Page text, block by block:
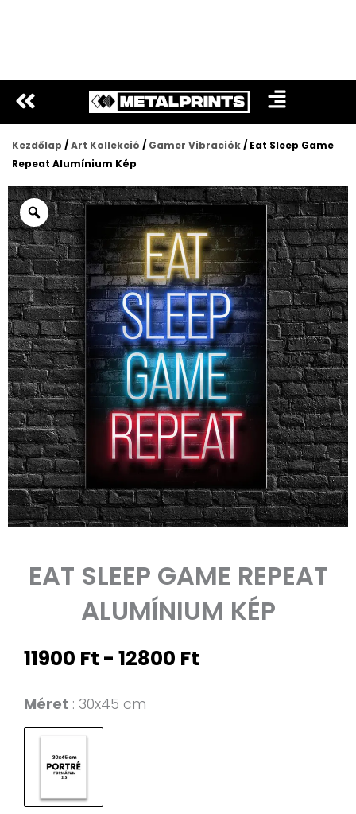
Kezdőlap /Art Kollekció / Gamer Vibraciók/ Eat Sleep Game
Repeat Alumínium Kép
EAT SLEEP GAME REPEAT
ALUMÍNIUM KÉP
11900 Ft - 12800 Ft
Méret 30x45 cm
Eat
Sleep
Game
Alumínium
mennyiség